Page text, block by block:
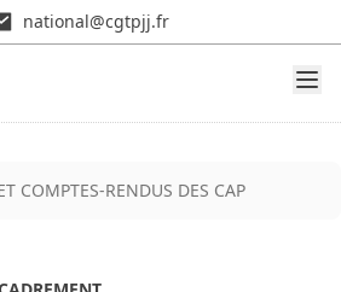
national@cgtpjj.fr
COMPTES-RENDUS DES CAP